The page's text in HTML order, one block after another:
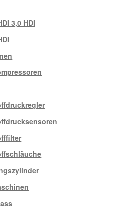
3,0 HDI